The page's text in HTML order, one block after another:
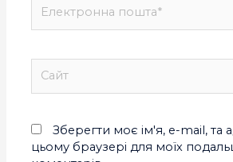
Зберегти моє ім'я, e-mail, та
цьому браузері для моїх